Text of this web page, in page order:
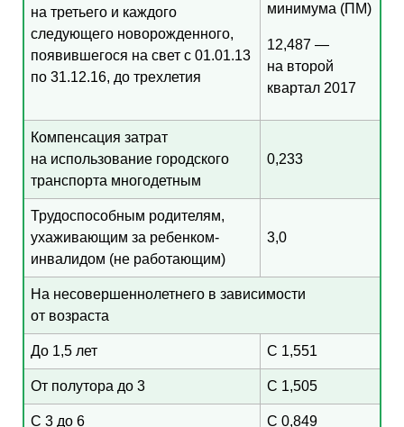
на третьего и каждого
следующего новорожденного,
появившегося на свет с 01.01.13
по 31.12.16, до трехлетия
минимума (ПМ)
12,487 —
на второй
квартал 2017
Компенсация затрат
на использование городского
транспорта многодетным
0,233
Трудоспособным родителям,
ухаживающим за ребенком-
инвалидом (не работающим)
3,0
На несовершеннолетнего в зависимости
от возраста
До 1,5 лет С 1,551
От полутора до 3 С 1,505
С 3 до 6 С 0,849